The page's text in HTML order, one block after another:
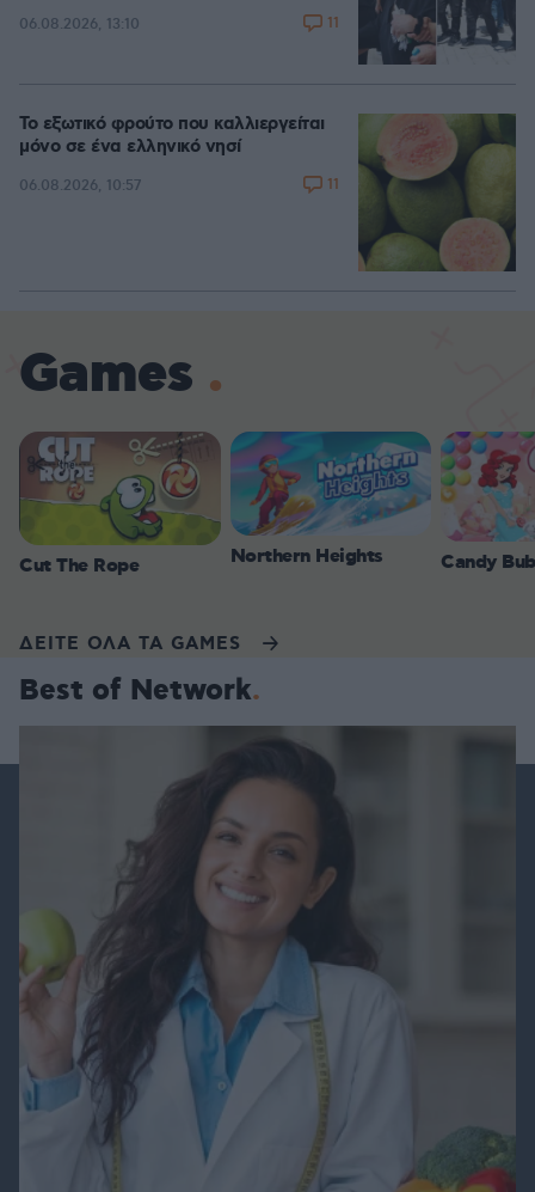
06.08.2026, 13:10 11
Το εξωτικό φρούτο που καλλιεργείται
μόνο σε ένα ελληνικό νησί
06.08.2026, 10:57 11
Games
Cut The Rope Northern Heights Candy
ΔΕΙΤΕ ΟΛΑ ΤΑ GAMES
Best of Network